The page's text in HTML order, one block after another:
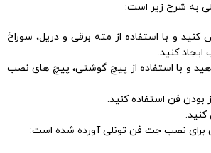
به شرح زیر است:
و با استفاده از مته برقی و دریل، سوراخ
کنید.
و با استفاده از پیچ گوشتی، پیچ های نصب
بودن فن استفاده کنید.
برای نصب جت فن تونلی آورده شده است: